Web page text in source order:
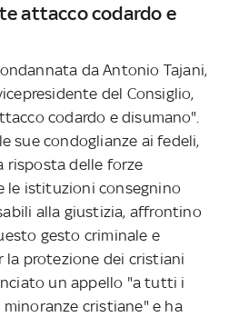
attacco codardo e
da Antonio Tajani,
del Consiglio,
codardo e disumano".
sue condoglianze ai fedeli,
risposta delle forze
le istituzioni consegnino
alla giustizia, affrontino
gesto criminale e
la protezione dei cristiani
un appello "a tutti i
cristiane" e ha